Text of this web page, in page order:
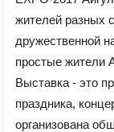
жителей разных
дружественной
простые жители
Выставка - это
праздника,
организована